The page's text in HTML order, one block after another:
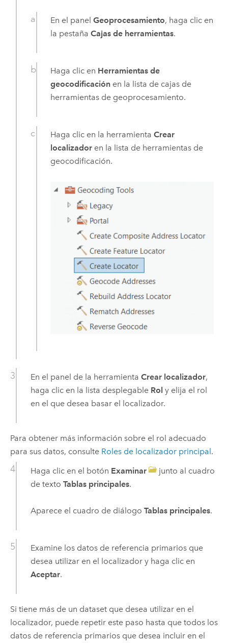
En el panelGeoprocesamiento, haga clic en
la pestañaCajas de herramientas.
Haga clic en Herramientas de
geocodificación en la lista de cajas de
herramientas de geoprocesamiento.
Haga clic en la herramientaCrear
localizador en la lista de herramientas de
geocodificación.
En el panel de la herramienta Crear localizador,
haga clic en la lista desplegable Rol y elija el rol
en el que desea basar el localizador.
Para obtener más información sobre el rol adecuado
para sus datos, consulte Roles de localizador principal .
Haga clic en el botón Examinar
junto al cuadro
de texto Tablas principales.
Aparece el cuadro de diálogo Tablas principales.
Examine los datos de referencia primarios que
desea utilizar en el localizador y haga clic en
Aceptar.
Si tiene más de un dataset que desea utilizar en el
localizador, puede repetir este paso hasta que todos los
datos de referencia primarios que desea incluir en el